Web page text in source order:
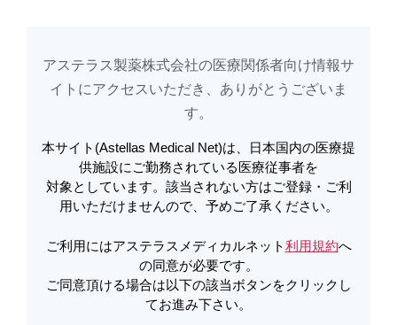
アステラスメディカルネットでは、利便性向上、利用履歴の収集・集計のた
Cookieを利用してアクセスデータを取得しています。詳しくは 利用規約
市販直後調査結果 | キックリンカプ
セル 市販直後調査結果のご報告〔透
ン血症の改善〕〔調査実施期間：
2012/6/26 ～2012/12/25〕 | キックリ
アステラス製薬株式会社の医療関係者向け情報サ
イトに​アクセスいただき、ありがとうございま
す。​
本サイト(Astellas Medical Net)は、日本国内の医療提
供施設にご勤務されている医療従事者を
対象としています。該当されない方はご登録・ご利
用いただけませんので、予めご了承ください。
ご利用にはアステラスメディカルネット利用規約へ
の同意が必要です。
ご同意頂ける場合は以下の該当ボタンをクリックし
てお進み下さい。